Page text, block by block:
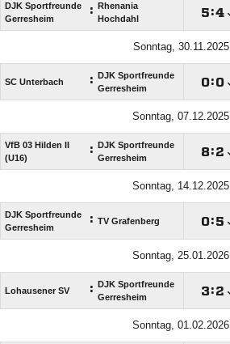
DJK Sportfreunde
Gerresheim
:
Rhenania
Hochdahl
:
Sonntag, 30.11.2025
SC Unterbach :
DJK Sportfreunde
Gerresheim
:
Sonntag, 07.12.2025
VfB 03 Hilden II
(U16)
:
DJK Sportfreunde
Gerresheim
:
Sonntag, 14.12.2025
DJK Sportfreunde
Gerresheim
: TV Grafenberg :
Sonntag, 25.01.2026
Lohausener SV :
DJK Sportfreunde
Gerresheim
:
Sonntag, 01.02.2026